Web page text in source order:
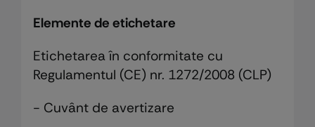
Elemente de etichetare
Etichetarea în conformitate cu
Regulamentul (CE) nr. 1272/2008 (CLP)
- Cuvânt de avertizare